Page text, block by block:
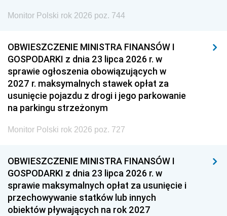
Monitor Polski rok 2026 poz. 744
OBWIESZCZENIE MINISTRA FINANSÓW I
GOSPODARKI z dnia 23 lipca 2026 r. w
sprawie ogłoszenia obowiązujących w
2027 r. maksymalnych stawek opłat za
usunięcie pojazdu z drogi i jego parkowanie
na parkingu strzeżonym
Monitor Polski rok 2026 poz. 727
OBWIESZCZENIE MINISTRA FINANSÓW I
GOSPODARKI z dnia 23 lipca 2026 r. w
sprawie maksymalnych opłat za usunięcie i
przechowywanie statków lub innych
obiektów pływających na rok 2027